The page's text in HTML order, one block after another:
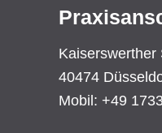
Kaiserswerther
40474
Mobil: +49